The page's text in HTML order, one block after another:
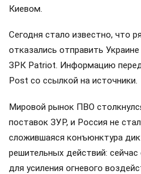
Киевом.
Сегодня стало известно, что
отказались отправить
ЗРК Patriot. Информацию
Post со ссылкой на источники.
Мировой рынок ПВО
поставок ЗУР, и Россия не
сложившаяся конъюнктура
решительных действий:
для усиления огневого